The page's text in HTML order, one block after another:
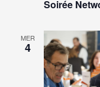
Soirée
MER
4